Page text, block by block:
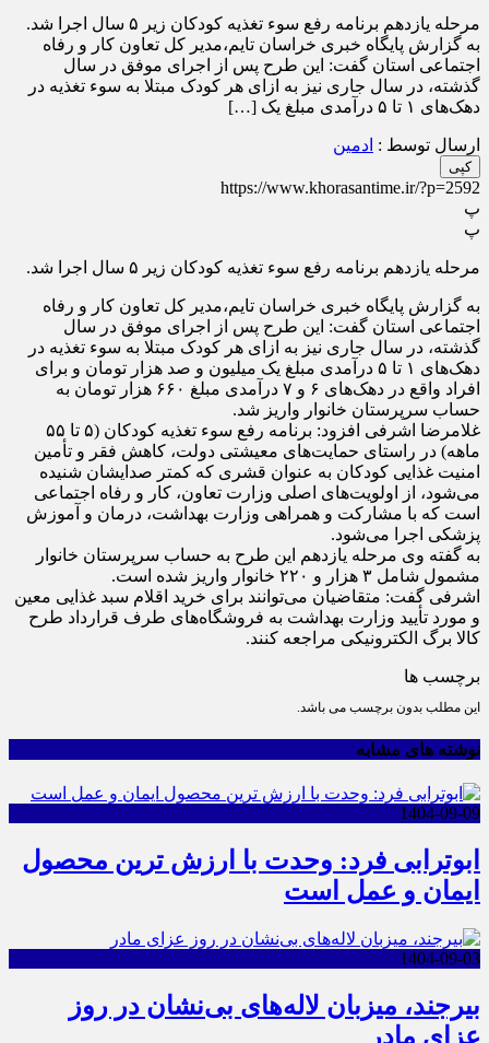
مرحله یازدهم برنامه رفع سوء تغذیه کودکان زیر ۵ سال اجرا شد.
به گزارش پایگاه خبری خراسان تایم،مدیر کل تعاون کار و رفاه
اجتماعی استان گفت: این طرح پس از اجرای موفق در سال
گذشته، در سال جاری نیز به ازای هر کودک مبتلا به سوء تغذیه در
دهک‌های ۱ تا ۵ درآمدی مبلغ یک […]
ارسال توسط : ادمین
کپی
https://www.khorasantime.ir/?p=2592
پ
پ
مرحله یازدهم برنامه رفع سوء تغذیه کودکان زیر ۵ سال اجرا شد.
به گزارش پایگاه خبری خراسان تایم،مدیر کل تعاون کار و رفاه
اجتماعی استان گفت: این طرح پس از اجرای موفق در سال
گذشته، در سال جاری نیز به ازای هر کودک مبتلا به سوء تغذیه در
دهک‌های ۱ تا ۵ درآمدی مبلغ یک میلیون و صد هزار تومان و برای
افراد واقع در دهک‌های ۶ و ۷ درآمدی مبلغ ۶۶۰ هزار تومان به
حساب سرپرستان خانوار واریز شد.
غلامرضا اشرفی افزود: برنامه رفع سوء تغذیه کودکان (۵ تا ۵۵
ماهه) در راستای حمایت‌های معیشتی دولت، کاهش فقر و تأمین
امنیت غذایی کودکان به عنوان قشری که کمتر صدایشان شنیده
می‌شود، از اولویت‌های اصلی وزارت تعاون، کار و رفاه اجتماعی
است که با مشارکت و همراهی وزارت بهداشت، درمان و آموزش
پزشکی اجرا می‌شود.
به گفته وی مرحله یازدهم این طرح به حساب سرپرستان خانوار
مشمول شامل ۳ هزار و ۲۲۰ خانوار واریز شده است.
اشرفی گفت: متقاضیان می‌توانند برای خرید اقلام سبد غذایی معین
و مورد تأیید وزارت بهداشت به فروشگاه‌های طرف قرارداد طرح
کالا برگ الکترونیکی مراجعه کنند.
برچسب ها
این مطلب بدون برچسب می باشد.
نوشته های مشابه
1404-09-09
ابوترابی فرد: وحدت با ارزش ترین محصول
ایمان و عمل است
1404-09-03
بیرجند، میزبان لاله‌های بی‌نشان در روز
عزای مادر